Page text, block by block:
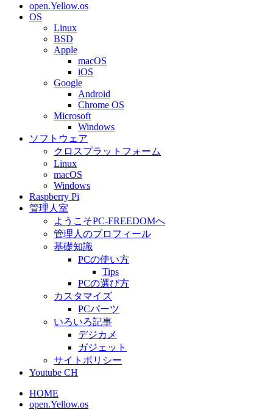
open.Yellow.os
OS
Linux
BSD
Apple
macOS
iOS
Google
Android
Chrome OS
Microsoft
Windows
ソフトウェア
クロスプラットフォーム
Linux
macOS
Windows
Raspberry Pi
管理人室
ようこそPC-FREEDOMへ
管理人のプロフィール
基礎知識
PCの使い方
Tips
PCの選び方
カスタマイズ
PCパーツ
いろいろ記事
デジカメ
ガジェット
サイトポリシー
Youtube CH
HOME
open.Yellow.os